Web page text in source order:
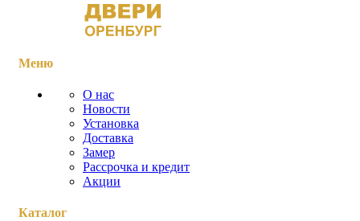
Меню
О нас
Новости
Установка
Доставка
Замер
Рассрочка и кредит
Акции
Каталог